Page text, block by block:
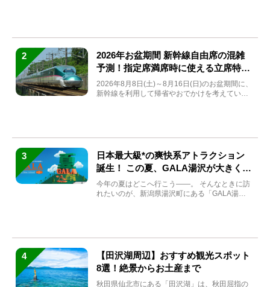
2
2026年お盆期間 新幹線自由席の混雑
予測！指定席満席時に使える立席特急
券も解説
2026年8月8日(土)～8月16日(日)のお盆期間に、
新幹線を利用して帰省やおでかけを考えている
3
日本最大級*の爽快系アトラクション
誕生！ この夏、GALA湯沢が大きく生
まれ変わる
今年の夏はどこへ行こう――。 そんなときに訪
れたいのが、新潟県湯沢町にある「GALA湯
4
【田沢湖周辺】おすすめ観光スポット
8選！絶景からお土産まで
秋田県仙北市にある「田沢湖」は、秋田屈指の